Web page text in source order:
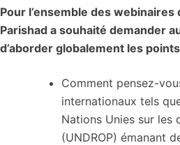
Pour l’ensemble des webinaires
Parishad a souhaité demander
d’aborder globalement les
Comment pensez-
internationaux tels
Nations Unies sur les
(UNDROP) émanant